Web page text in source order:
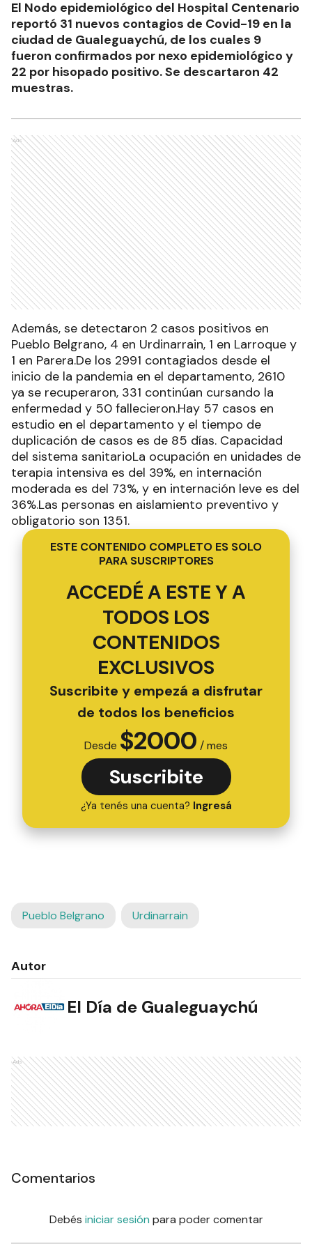
El Nodo epidemiológico del Hospital Centenario
reportó 31 nuevos contagios de Covid-19 en la
ciudad de Gualeguaychú, de los cuales 9
fueron confirmados por nexo epidemiológico y
22 por hisopado positivo. Se descartaron 42
muestras.
Ads
Además, se detectaron 2 casos positivos en
Pueblo Belgrano, 4 en Urdinarrain, 1 en Larroque y
1 en Parera.De los 2991 contagiados desde el
inicio de la pandemia en el departamento, 2610
ya se recuperaron, 331 continúan cursando la
enfermedad y 50 fallecieron.Hay 57 casos en
estudio en el departamento y el tiempo de
duplicación de casos es de 85 días. Capacidad
del sistema sanitarioLa ocupación en unidades de
terapia intensiva es del 39%, en internación
moderada es del 73%, y en internación leve es del
36%.Las personas en aislamiento preventivo y
obligatorio son 1351.
ESTE CONTENIDO COMPLETO ES SOLO
PARA SUSCRIPTORES
ACCEDÉ A ESTE Y A
TODOS LOS
CONTENIDOS
EXCLUSIVOS
Suscribite y empezá a disfrutar
de todos los beneficios
Desde $2000 / mes
Suscribite
¿Ya tenés una cuenta? Ingresá
Pueblo Belgrano Urdinarrain
Autor
El Día de Gualeguaychú
Ads
Comentarios
Debés iniciar sesión para poder comentar